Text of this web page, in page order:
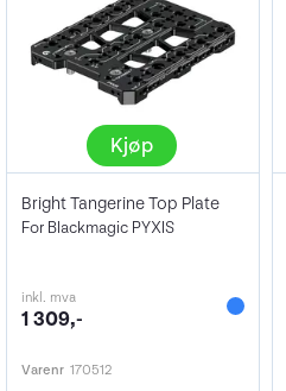
Kjøp
Bright Tangerine Top Plate
For Blackmagic PYXIS
inkl. mva
1 309,-
Varenr 170512